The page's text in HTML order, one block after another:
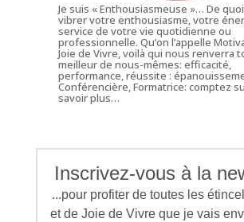
Je suis « Enthousiasmeuse »… De
vibrer votre enthousiasme, votre
service de votre vie quotidienne ou
professionnelle. Qu’on l’appelle
Joie de Vivre, voilà qui nous renverra
meilleur de nous-mêmes: efficacité,
performance, réussite :
Conférencière, Formatrice: comptez
savoir plus…
Inscrivez-vous à la
...pour profiter de toutes les
et de Joie de Vivre que je vais